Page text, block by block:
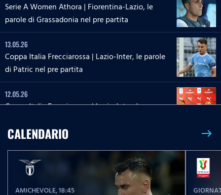
Serie A Women Athora | Fiorentina-Lazio, le
parole di Grassadonia nel pre partita
13.05.26
Coppa Italia Frecciarossa | Lazio-Inter, le parole
di Patric nel pre partita
12.05.26
Coppa Italia Frecciarossa | Lazio-Inter, la
Serie A Enilive | Lazio-Inter, le parole di Dele-
Bashiru nel pre partita
CALENDARIO east
AMICHEVOLE, 18:45